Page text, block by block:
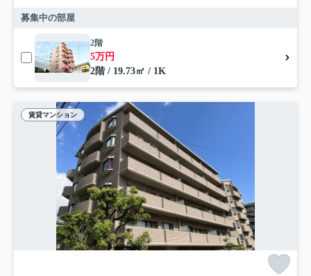
募集中の部屋
2階
5万円
2階 / 19.73㎡ / 1K
賃貸マンション